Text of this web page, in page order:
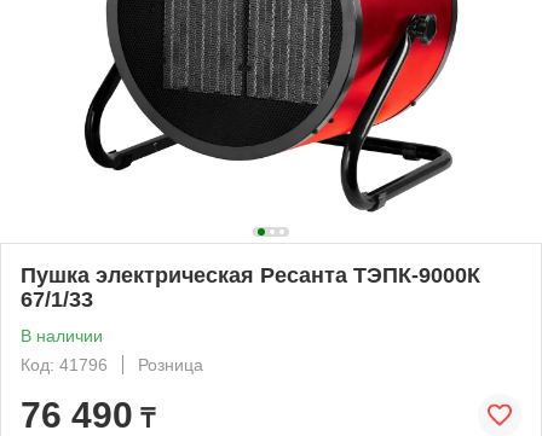
Пушка электрическая Ресанта ТЭПК-9000К
67/1/33
В наличии
Код: 41796
Розница
76 490 ₸